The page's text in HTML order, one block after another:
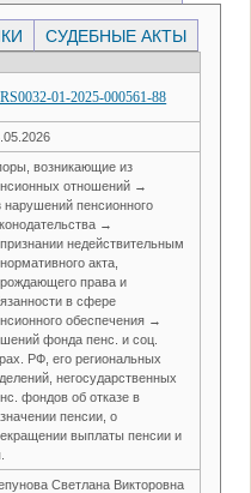
СУДЕБНЫЕ АКТЫ
01-2025-000561-88
возникающие из
отношений →
нарушений пенсионного
→
недействительным
акта,
права и
в сфере
обеспечения →
фонда пенс. и соц.
РФ, его региональных
негосударственных
фондов об отказе в
пенсии, о
выплаты пенсии и
Светлана Викторовна